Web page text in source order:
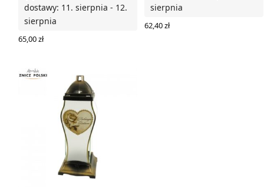
dostawy: 11. sierpnia - 12.
sierpnia
65,00zł
sierpnia
62,40zł